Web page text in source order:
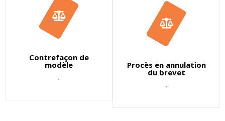
Contrefaçon de
modèle
.
Procès en annulation
du brevet
.